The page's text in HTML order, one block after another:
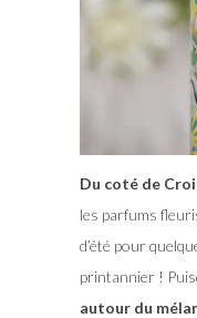
Du coté de
les parfums
d’été pour
printannier !
autour du